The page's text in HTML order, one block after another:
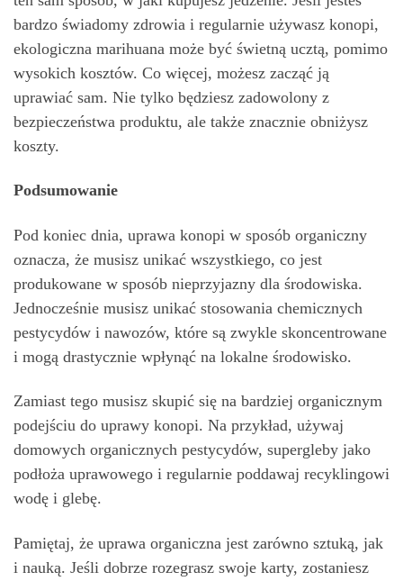
bardzo świadomy zdrowia i regularnie używasz konopi,
ekologiczna marihuana może być świetną ucztą, pomimo
wysokich kosztów. Co więcej, możesz zacząć ją
uprawiać sam. Nie tylko będziesz zadowolony z
bezpieczeństwa produktu, ale także znacznie obniżysz
koszty.
Podsumowanie
Pod koniec dnia, uprawa konopi w sposób organiczny
oznacza, że ​​musisz unikać wszystkiego, co jest
produkowane w sposób nieprzyjazny dla środowiska.
Jednocześnie musisz unikać stosowania chemicznych
pestycydów i nawozów, które są zwykle skoncentrowane
i mogą drastycznie wpłynąć na lokalne środowisko.
Zamiast tego musisz skupić się na bardziej organicznym
podejściu do uprawy konopi. Na przykład, używaj
domowych organicznych pestycydów, supergleby jako
podłoża uprawowego i regularnie poddawaj recyklingowi
wodę i glebę.
Pamiętaj, że uprawa organiczna jest zarówno sztuką, jak
i nauką. Jeśli dobrze rozegrasz swoje karty, zostaniesz